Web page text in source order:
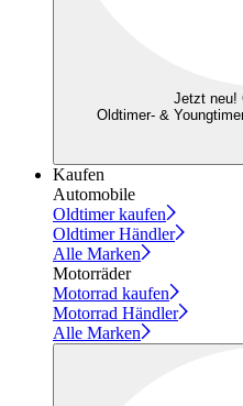
Jetzt neu!
Oldtimer- &
Kaufen
Automobile
Oldtimer kaufen
Oldtimer Händler
Alle Marken
Motorräder
Motorrad kaufen
Motorrad Händler
Alle Marken